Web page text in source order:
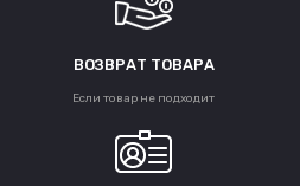
ВОЗВРАТ ТОВАРА
Если товар не подходит